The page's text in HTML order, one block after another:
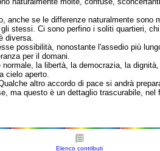
anche se le differenze naturalmente
stessi. Ci sono perfino i soliti quartieri,
diversa.
possibilità, nonostante l'assedio più
per il domani.
la libertà, la democrazia, la
cielo aperto.
altro accordo di pace si andrà
ma questo è un dettaglio trascurabile,
Elenco contributi